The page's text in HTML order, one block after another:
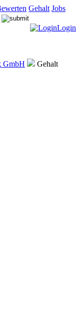
Gehalt Jobs
Login
GmbH Gehalt